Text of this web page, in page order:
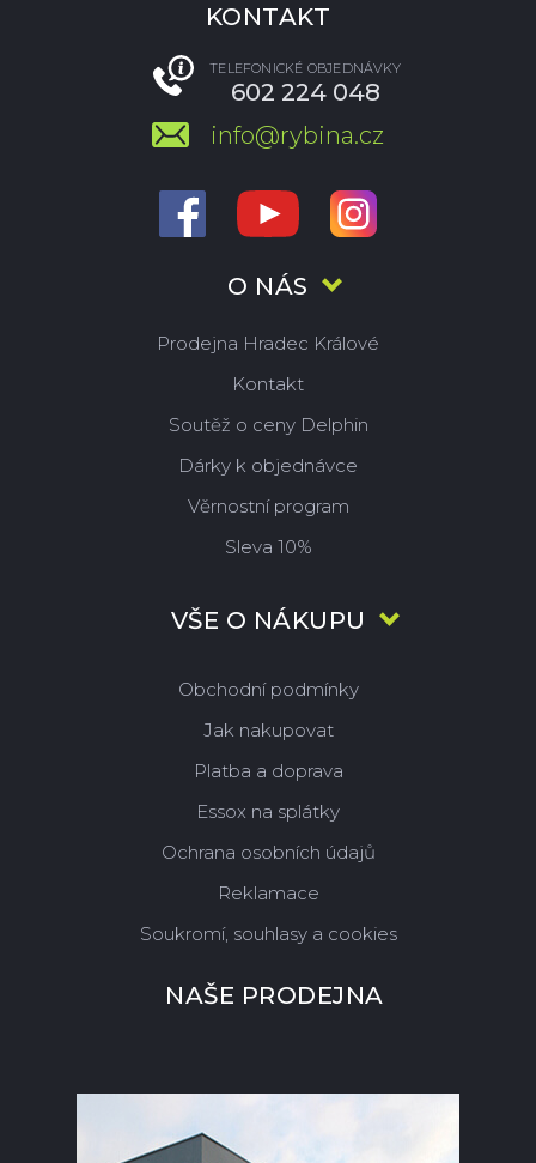
O NÁS
Prodejna Hradec Králové
Kontakt
Soutěž o ceny Delphin
Dárky k objednávce
Věrnostní program
Sleva 10%
VŠE O NÁKUPU
Obchodní podmínky
Jak nakupovat
Platba a doprava
Essox na splátky
Ochrana osobních údajů
Reklamace
Soukromí, souhlasy a cookies
KONTAKT
TELEFONICKÉ OBJEDNÁVKY
602 224 048
info@rybina.cz
NAŠE PRODEJNA